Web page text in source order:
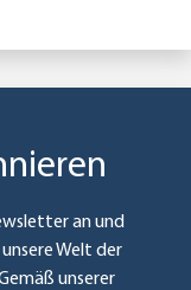
an und
unsere Welt der
unserer